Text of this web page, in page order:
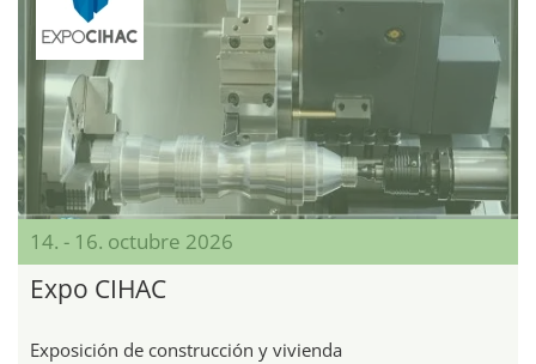
14. - 16. octubre 2026
Expo CIHAC
Exposición de construcción y vivienda